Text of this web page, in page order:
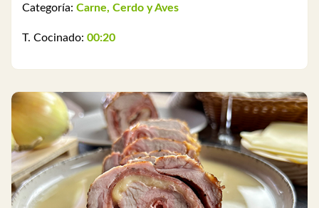
Categoría: Carne, Cerdo y Aves
T. Cocinado: 00:20